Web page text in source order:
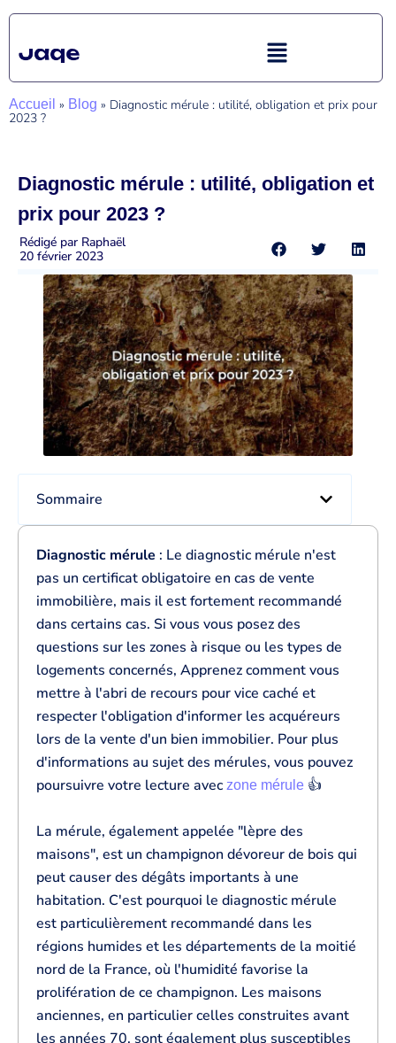
Accueil » Blog » Diagnostic mérule : utilité, obligation et prix pour
2023 ?
Diagnostic mérule : utilité, obligation et
prix pour 2023 ?
Rédigé par Raphaël
20 février 2023
Sommaire
Diagnostic mérule : Le diagnostic mérule n'est
pas un certificat obligatoire en cas de vente
immobilière, mais il est fortement recommandé
dans certains cas. Si vous vous posez des
questions sur les zones à risque ou les types de
logements concernés, Apprenez comment vous
mettre à l'abri de recours pour vice caché et
respecter l'obligation d'informer les acquéreurs
lors de la vente d'un bien immobilier. Pour plus
d'informations au sujet des mérules, vous pouvez
poursuivre votre lecture avec zone mérule 👍
La mérule, également appelée "lèpre des
maisons", est un champignon dévoreur de bois qui
peut causer des dégâts importants à une
habitation. C'est pourquoi le diagnostic mérule
est particulièrement recommandé dans les
régions humides et les départements de la moitié
nord de la France, où l'humidité favorise la
prolifération de ce champignon. Les maisons
anciennes, en particulier celles construites avant
les années 70, sont également plus susceptibles